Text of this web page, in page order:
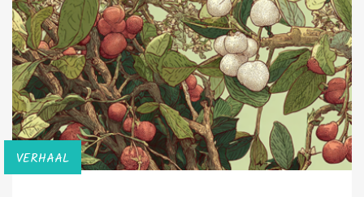
VERHAAL